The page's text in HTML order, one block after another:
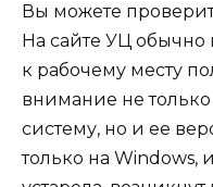
Вы можете
На сайте УЦ обычно
к рабочему месту
внимание не
систему, но и ее
только на Windows,